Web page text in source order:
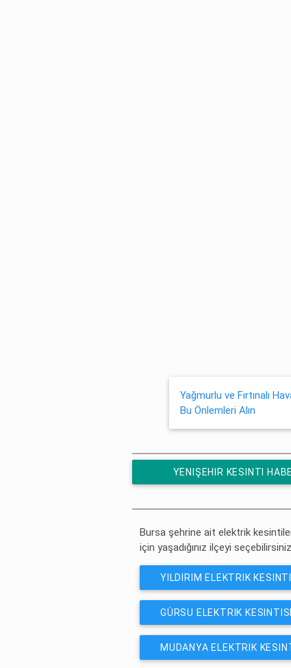
Yağmurlu ve Fırtınalı
Bu Önlemleri Alın
YENIŞEHIR KESINTI
Bursa şehrine ait elektrik
için yaşadığınız ilçeyi
YILDIRIM ELEKTRIK
GÜRSU ELEKTRIK KESINTISI
MUDANYA ELEKTRIK